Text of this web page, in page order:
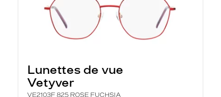
Lunettes de vue
Vetyver
VE2103F 825 ROSE FUCHSIA